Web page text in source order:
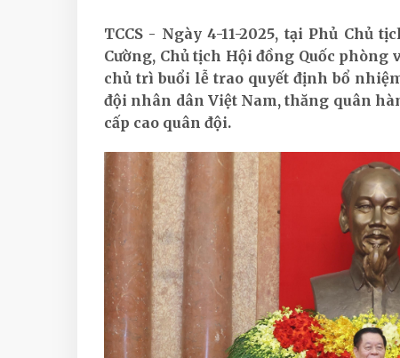
TCCS - Ngày 4-11-2025, tại Phủ Chủ
Cường, Chủ tịch Hội đồng Quốc
chủ trì buổi lễ trao quyết định bổ
đội nhân dân Việt Nam, thăng quân
cấp cao quân đội.